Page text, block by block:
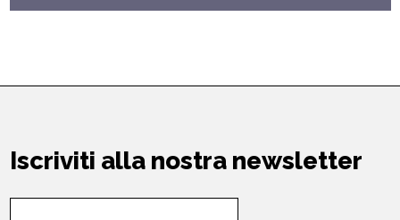
Iscriviti alla nostra newsletter